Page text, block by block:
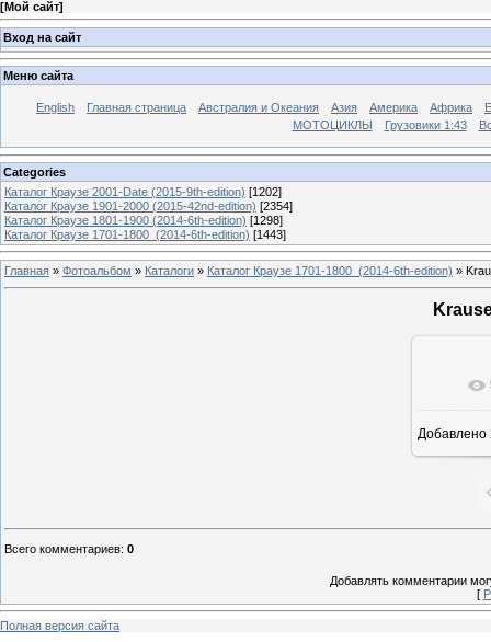
[Мой сайт]
Вход на сайт
Меню сайта
English Главная страница Австралия и Океания Азия Америка Африка
МОТОЦИКЛЫ
Грузовики 1:43
Categories
Каталог Краузе 2001-Date (2015-9th-edition) [1202]
Каталог Краузе 1901-2000 (2015-42nd-edition) [2354]
Каталог Краузе 1801-1900 (2014-6th-edition) [1298]
Каталог Краузе 1701-1800_(2014-6th-edition) [1443]
Главная » Фотоальбом » Каталоги » Каталог Краузе 1701-1800_(2014-6th-edition) »
Добавлено
Всего комментариев: 0
Добавлять комментарии
[
Полная версия сайта